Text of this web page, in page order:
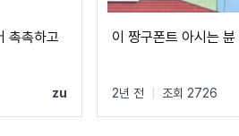
촉촉하고
zu
이 짱구폰트 아시는 뷴
2년 전 조회 2726